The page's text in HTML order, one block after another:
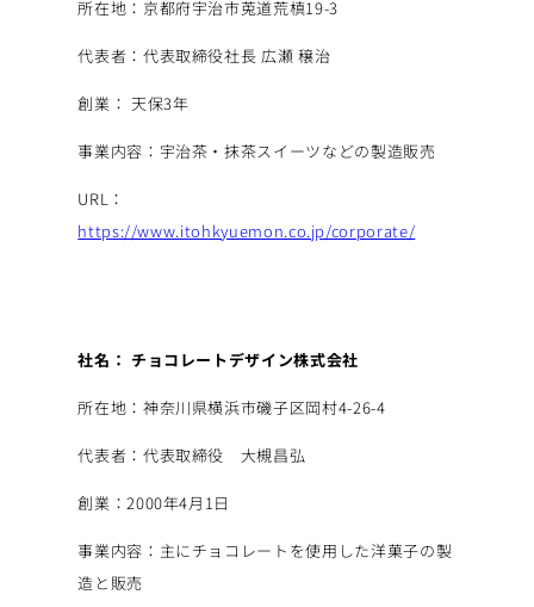
所在地：京都府宇治市莵道荒槙19-3
代表者：代表取締役社長 広瀬 穣治
創業： 天保3年
事業内容：宇治茶・抹茶スイーツなどの製造販売
URL：
https://www.itohkyuemon.co.jp/corporate/
社名： チョコレートデザイン株式会社
所在地：神奈川県横浜市磯子区岡村4-26-4
代表者：代表取締役 大槻昌弘
創業：2000年4月1日
事業内容：主にチョコレートを使用した洋菓子の製
造と販売